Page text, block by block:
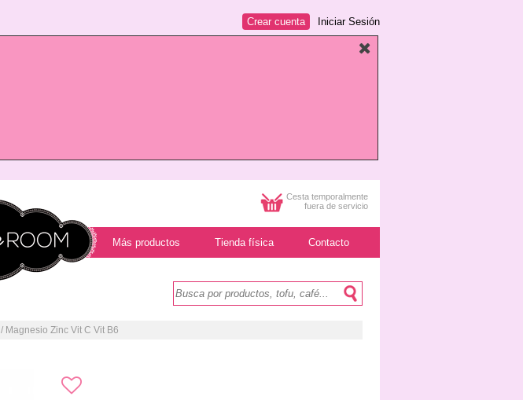
Iniciar Sesión
Crear cuenta
Cesta temporalmente
fuera de servicio
Más productos Tienda física Contacto
/ Magnesio Zinc Vit C Vit B6